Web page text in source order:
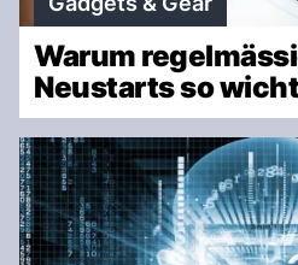
Warum
Neustarts so